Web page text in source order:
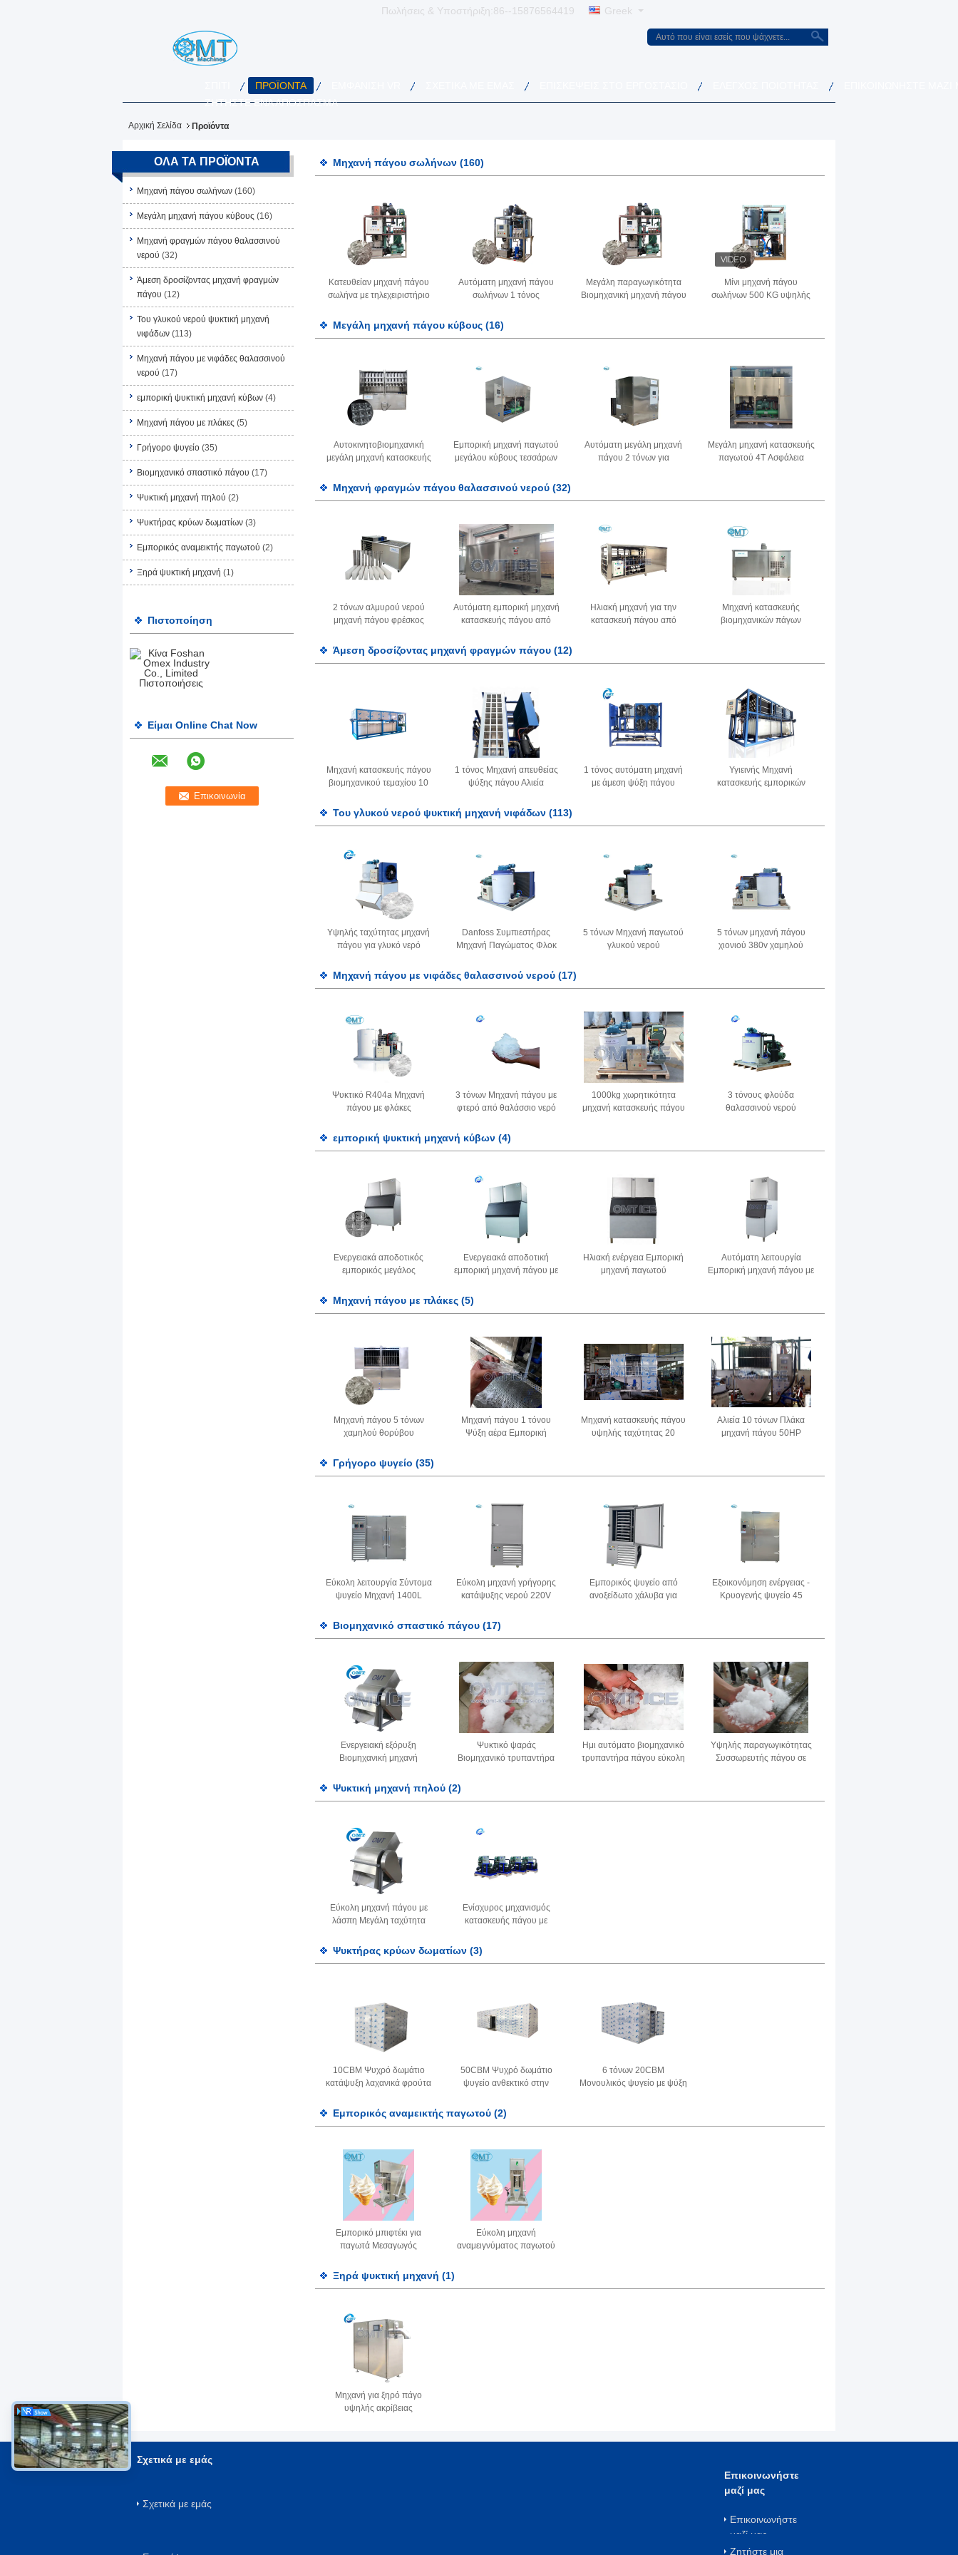
Πωλήσεις & Υποστήριξη: 86--15876564419 Greek
ΠΡΟΪΌΝΤΑ
ΖΗΤΉΣΤΕ ΈΝΑ ΑΠΌΣΠΑΣΜΑ
Αρχική Σελίδα Προϊόντα
ΌΛΑ ΤΑ ΠΡΟΪΌΝΤΑ
Μηχανή πάγου σωλήνων (160)
Μεγάλη μηχανή πάγου κύβους (16)
Μηχανή φραγμών πάγου θαλασσινού
νερού (32)
Άμεση δροσίζοντας μηχανή φραγμών
πάγου (12)
Του γλυκού νερού ψυκτική μηχανή
νιφάδων (113)
Μηχανή πάγου με νιφάδες θαλασσινού
νερού (17)
εμπορική ψυκτική μηχανή κύβων (4)
Μηχανή πάγου με πλάκες (5)
Γρήγορο ψυγείο (35)
Βιομηχανικό σπαστικό πάγου (17)
Ψυκτική μηχανή πηλού (2)
Ψυκτήρας κρύων δωματίων (3)
Εμπορικός αναμεικτής παγωτού (2)
Ξηρά ψυκτική μηχανή (1)
Πιστοποίηση
Είμαι Online Chat Now
Μηχανή πάγου σωλήνων (160)
Κατευθείαν μηχανή πάγου
σωλήνα με τηλεχειριστήριο
ταχύτητας
Αυτόματη μηχανή πάγου
σωλήνων 1 τόνος
απόδοση Τυβώδης μηχανή
πάγου
Μεγάλη παραγωγικότητα
Βιομηχανική μηχανή πάγου
Μίνι μηχανή πάγου
σωλήνων 500 KG υψηλής
Μεγάλη μηχανή πάγου κύβους (16)
Αυτοκινητοβιομηχανική
μεγάλη μηχανή κατασκευής
υψηλή απόδοση
Εμπορική μηχανή παγωτού
μεγάλου κύβους τεσσάρων
Αυτόματη μεγάλη μηχανή
πάγου 2 τόνων για
Μεγάλη μηχανή κατασκευής
παγωτού 4T Ασφάλεια
Μηχανή φραγμών πάγου θαλασσινού νερού (32)
2 τόνων αλμυρού νερού
μηχανή πάγου φρέσκος
ψυγμένο Μεγάλος
κατασκευαστής πάγου
Αυτόματη εμπορική μηχανή
κατασκευής πάγου από
Ηλιακή μηχανή για την
κατασκευή πάγου από
Μηχανή κατασκευής
βιομηχανικών πάγων
Άμεση δροσίζοντας μηχανή φραγμών πάγου (12)
Μηχανή κατασκευής πάγου
βιομηχανικού τεμαχίου 10
Προσαρμόσιμη
1 τόνος Μηχανή απευθείας
ψύξης πάγου Αλιεία
κατασκευής πάγου
1 τόνος αυτόματη μηχανή
με άμεση ψύξη πάγου
Υγιεινής Μηχανή
κατασκευής εμπορικών
Του γλυκού νερού ψυκτική μηχανή νιφάδων (113)
Υψηλής ταχύτητας μηχανή
πάγου για γλυκό νερό
Danfoss Συμπιεστήρας
Μηχανή Παγώματος Φλοκ
5 τόνων Μηχανή παγωτού
γλυκού νερού
5 τόνων μηχανή πάγου
χιονιού 380v χαμηλού
Μηχανή πάγου με νιφάδες θαλασσινού νερού (17)
Ψυκτικό R404a Μηχανή
πάγου με φλάκες
τόνων Μηχανή πάγου με
φλάκες
3 τόνων Μηχανή πάγου με
φτερό από θαλάσσιο νερό
κατασκευής πάγου με φτερό
από θαλάσσιο νερό
1000kg χωρητικότητα
μηχανή κατασκευής πάγου
3 τόνους φλούδα
θαλασσινού νερού
εμπορική ψυκτική μηχανή κύβων (4)
Ενεργειακά αποδοτικός
εμπορικός μεγάλος
υψηλής ακρίβειας αυτόματα
Ενεργειακά αποδοτική
εμπορική μηχανή πάγου με
καθαρή μηχανή πάγου
Ηλιακή ενέργεια Εμπορική
μηχανή παγωτού
Αυτόματη λειτουργία
Εμπορική μηχανή πάγου με
Μηχανή πάγου με πλάκες (5)
Μηχανή πάγου 5 τόνων
χαμηλού θορύβου
Μηχανή πάγου 1 τόνου
Ψύξη αέρα Εμπορική
Μηχανή κατασκευής πάγου
υψηλής ταχύτητας 20
Αλιεία 10 τόνων Πλάκα
μηχανή πάγου 50HP
Γρήγορο ψυγείο (35)
Εύκολη λειτουργία Σύντομα
ψυγείο Μηχανή 1400L
Κινητή
Εύκολη μηχανή γρήγορης
κατάψυξης νερού 220V
κατάψυξης
Εμπορικός ψυγείο από
ανοξείδωτο χάλυβα για
Εξοικονόμηση ενέργειας -
Κρυογενής ψυγείο 45
Βιομηχανικό σπαστικό πάγου (17)
Ενεργειακή εξόρυξη
Βιομηχανική μηχανή
Μηχανή συντριβής πάγου
Ψυκτικό ψαράς
Βιομηχανικό τρυπαντήρα
Ημι αυτόματο βιομηχανικό
τρυπαντήρα πάγου εύκολη
Υψηλής παραγωγικότητας
Συσσωρευτής πάγου σε
Ψυκτική μηχανή πηλού (2)
Εύκολη μηχανή πάγου με
λάσπη Μεγάλη ταχύτητα
συντριβής πάγου 10 τόνους
/ 24 ώρες
Ενίσχυρος μηχανισμός
κατασκευής πάγου με
χωρητικότητας Εμπορικός
σπαστικός πάγου Χαμηλός
Ψυκτήρας κρύων δωματίων (3)
10CBM Ψυχρό δωμάτιο
κατάψυξη λαχανικά φρούτα
ψυγείο υψηλή
χωρητικότητα
50CBM Ψυχρό δωμάτιο
ψυγείο ανθεκτικό στην
αποδοτικό περπάτημα στο
ψυγείο
6 τόνων 20CBM
Μονουλικός ψυγείο με ψύξη
Εμπορικός αναμεικτής παγωτού (2)
Εμπορικό μπιφτέκι για
παγωτά Μεσαγωγός
υψηλής χωρητικότητας
Εύκολη μηχανή
αναμειγνύματος παγωτού
Ξηρά ψυκτική μηχανή (1)
Μηχανή για ξηρό πάγο
υψηλής ακρίβειας
Σχετικά με εμάς
Σχετικά με εμάς
Επικοινωνήστε
μαζί μας
Επικοινωνήστε
μαζί μας
Ζητήστε μια